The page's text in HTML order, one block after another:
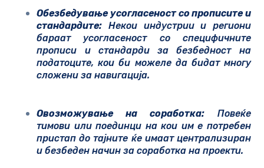
Обезбедување усогласеност со прописите и
стандардите: Некои индустрии и региони
бараат усогласеност со специфичните
прописи и стандарди за безбедност на
податоците, кои би можеле да бидат многу
сложени за навигација.
Овозможување на соработка:Повеќе
тимови или поединци на кои им е потребен
пристап до тајните ќе имаат централизиран
и безбеден начин за соработка на проекти.